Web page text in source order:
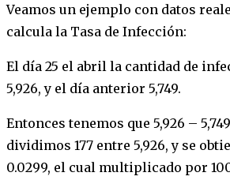
Veamos un ejemplo con datos
calcula la Tasa de Infección:
El día 25 el abril la cantidad de
5,926, y el día anterior 5,749.
Entonces tenemos que 5,926 –
dividimos 177 entre 5,926, y se
0.0299, el cual multiplicado por